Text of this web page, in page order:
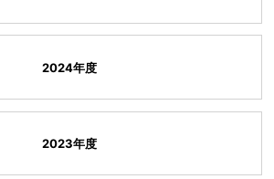
2024年度
2023年度